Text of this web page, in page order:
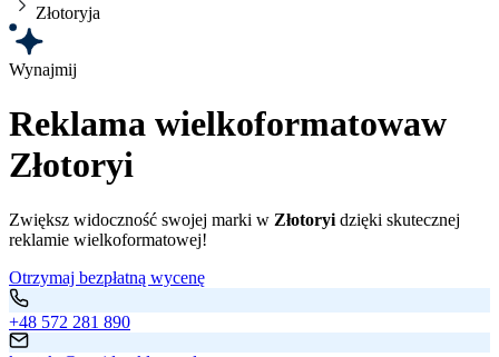
Złotoryja
Wynajmij
Reklama wielkoformatowaw
Złotoryi
Zwiększ widoczność swojej marki w Złotoryi dzięki skutecznej
reklamie wielkoformatowej!
Otrzymaj bezpłatną wycenę
+48 572 281 890